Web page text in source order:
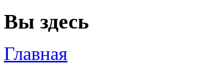
Вы здесь
Главная